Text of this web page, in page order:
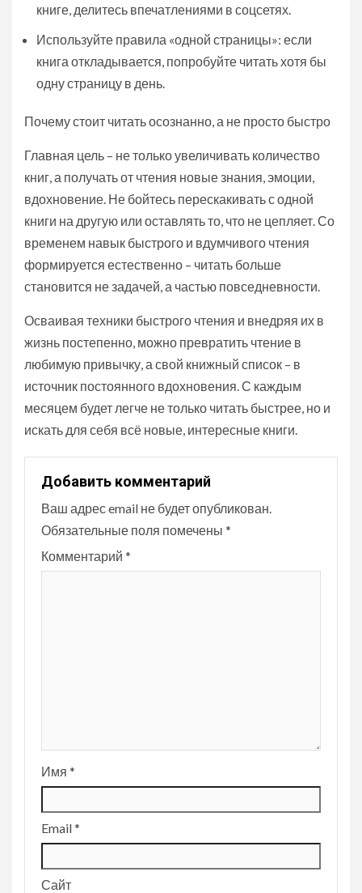
книге, делитесь впечатлениями в соцсетях.
Используйте правила «одной страницы»: если
книга откладывается, попробуйте читать хотя бы
одну страницу в день.
Почему стоит читать осознанно, а не просто быстро
Главная цель – не только увеличивать количество
книг, а получать от чтения новые знания, эмоции,
вдохновение. Не бойтесь перескакивать с одной
книги на другую или оставлять то, что не цепляет. Со
временем навык быстрого и вдумчивого чтения
формируется естественно – читать больше
становится не задачей, а частью повседневности.
Осваивая техники быстрого чтения и внедряя их в
жизнь постепенно, можно превратить чтение в
любимую привычку, а свой книжный список – в
источник постоянного вдохновения. С каждым
месяцем будет легче не только читать быстрее, но и
искать для себя всё новые, интересные книги.
Добавить комментарий
Ваш адрес email не будет опубликован.
Обязательные поля помечены *
Комментарий *
Имя *
Email*
Сайт